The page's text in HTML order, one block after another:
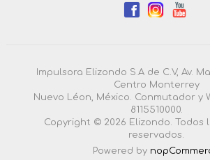
Impulsora Elizondo S.A de C.V, Av.
Centro Monterrey
Nuevo Léon, México. Conmutador y
8115510000.
Copyright © 2026 Elizondo. Todos
reservados.
Powered by